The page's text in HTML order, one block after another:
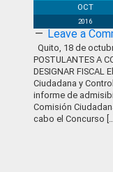
OCT
2016
Leave a
Quito, 18 de
POSTULANTES A
DESIGNAR
Ciudadana y
informe de
Comisión
cabo el Concurso